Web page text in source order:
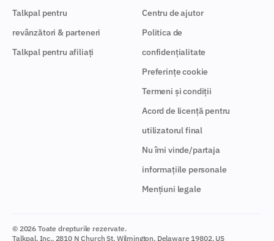
Talkpal pentru
revânzători & parteneri
Talkpal pentru afiliați
Centru de ajutor
Politica de
confidențialitate
Preferințe cookie
Termeni și condiții
Acord de licență pentru
utilizatorul final
Nu îmi vinde/partaja
informațiile personale
Mențiuni legale
Talkpal, Inc., 2810 N Church St, Wilmington, Delaware 19802, US
© 2026 Toate drepturile rezervate.